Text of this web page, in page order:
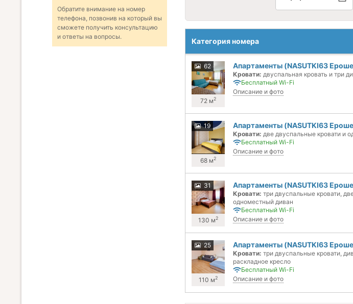
Категория номера
62
72 м2
Апартаменты (NASUTKI63
Кровати: двуспальная кровать и три
Бесплатный Wi-Fi
Описание и фото
19
68 м2
Апартаменты (NASUTKI63
Кровати: две двуспальные кровати и
Бесплатный Wi-Fi
Описание и фото
31
130 м2
Апартаменты (NASUTKI63
Кровати: три двуспальные кровати,
одноместный диван
Бесплатный Wi-Fi
Описание и фото
25
110 м2
Апартаменты (NASUTKI63
Кровати: три двуспальные кровати,
раскладное кресло
Бесплатный Wi-Fi
Описание и фото
Обратите внимание на номер
телефона, позвонив на который вы
сможете получить консультацию
и ответы на вопросы.